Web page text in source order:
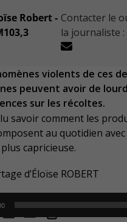
Robert - Contacter le
la journaliste :
violents de ces
peuvent avoir de
sur les récoltes.
savoir comment les
au quotidien
capricieuse.
d’Éloïse ROBERT